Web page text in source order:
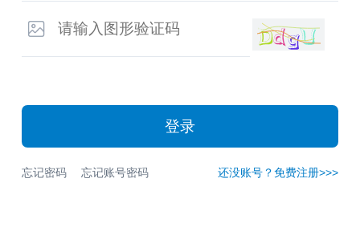
登录
忘记密码 忘记账号密码 还没账号？免费注册>>>